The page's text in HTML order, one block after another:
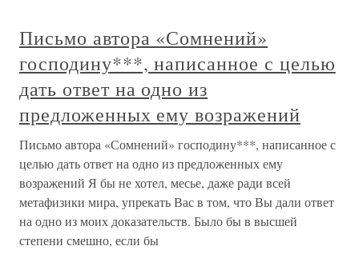
Письмо автора «Сомнений»
господину***, написанное с целью
дать ответ на одно из
предложенных ему возражений
Письмо автора «Сомнений» господину***, написанное с
целью дать ответ на одно из предложенных ему
возражений Я бы не хотел, месье, даже ради всей
метафизики мира, упрекать Вас в том, что Вы дали ответ
на одно из моих доказательств. Было бы в высшей
степени смешно, если бы